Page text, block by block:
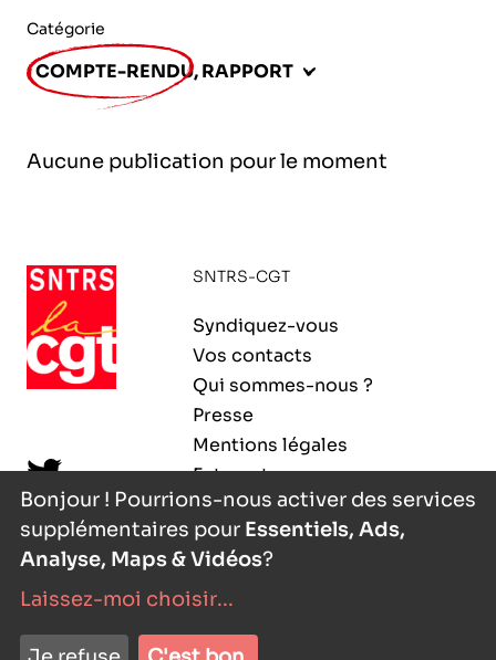
développement
INED – Institut national d’études
démographiques
l’exploitation de la mer
ADHÉRER
Catégorie
COMPTE-RENDU, RAPPORT
Aucune publication pour le moment
SNTRS-CGT
Syndiquez-vous
Vos contacts
Qui sommes-nous ?
Presse
Mentions légales
Extranet
- agence digitale
Bonjour ! Pourrions-nous activer des services
supplémentaires pour Essentiels, Ads,
Analyse, Maps & Vidéos?
Laissez-moi choisir...